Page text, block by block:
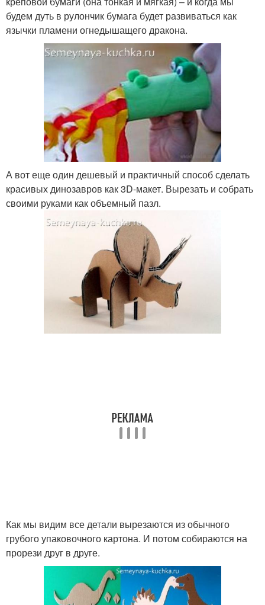
будем дуть в рулончик бумага будет развиваться как
язычки пламени огнедышащего дракона.
А вот еще один дешевый и практичный способ сделать
красивых динозавров как 3D-макет. Вырезать и собрать
своими руками как объемный пазл.
Как мы видим все детали вырезаются из обычного
грубого упаковочного картона. И потом собираются на
прорези друг в друге.